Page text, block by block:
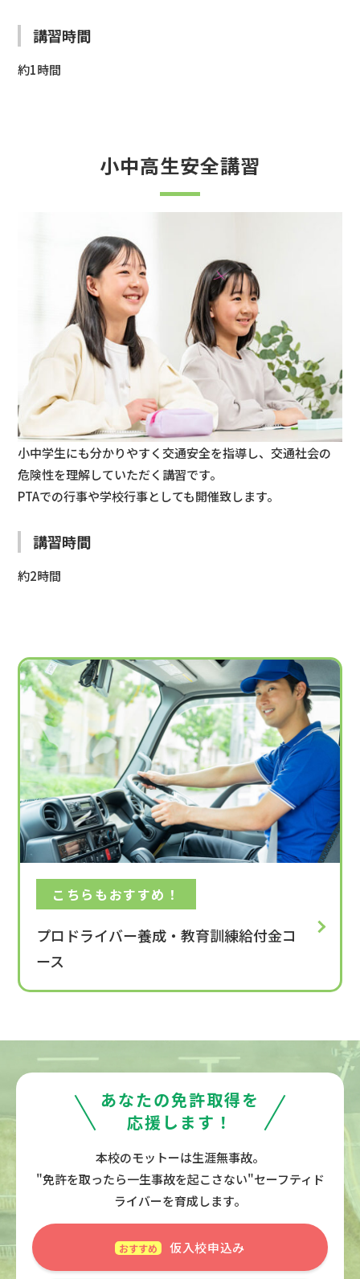
講習時間
約1時間
小中高生安全講習
小中学生にも分かりやすく交通安全を指導し、交通社会の
危険性を理解していただく講習です。
PTAでの行事や学校行事としても開催致します。
講習時間
約2時間
こちらもおすすめ！
プロドライバー養成・教育訓練給付金コ
ース
あなたの免許取得を
応援します！
本校のモットーは生涯無事故。
"免許を取ったら一生事故を起こさない"セーフティド
ライバーを育成します。
仮入校申込み